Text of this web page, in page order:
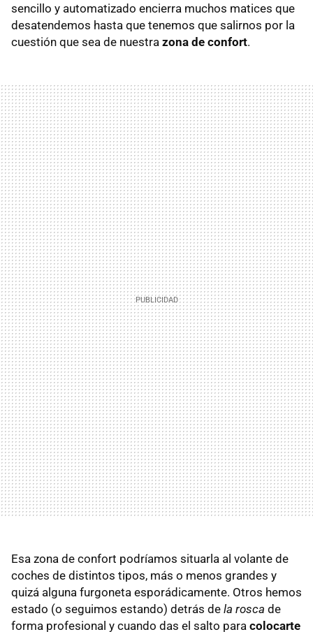
sencillo y automatizado encierra muchos matices que
desatendemos hasta que tenemos que salirnos por la
cuestión que sea de nuestra zona de confort.
Esa zona de confort podríamos situarla al volante de
coches de distintos tipos, más o menos grandes y
quizá alguna furgoneta esporádicamente. Otros hemos
estado (o seguimos estando) detrás de la rosca de
forma profesional y cuando das el salto para colocarte